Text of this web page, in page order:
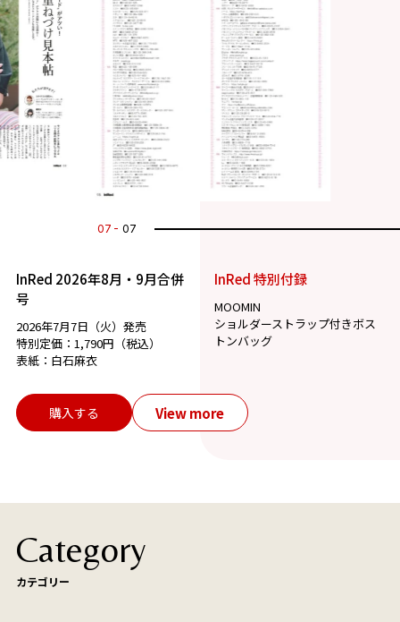
07 07
InRed 2026年8月・9月合併
号
2026年7月7日（火）発売
特別定価：1,790円（税込）
表紙：白石麻衣
InRed 特別付録
MOOMIN
ショルダーストラップ付きボス
トンバッグ
購入する View more
Category
カテゴリー